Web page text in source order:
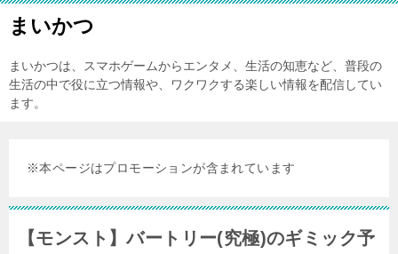
まいかつ
まいかつは、スマホゲームからエンタメ、生活の知恵など、普段の
生活の中で役に立つ情報や、ワクワクする楽しい情報を配信してい
ます。
※本ページはプロモーションが含まれています
【モンスト】バートリー(究極)のギミック予